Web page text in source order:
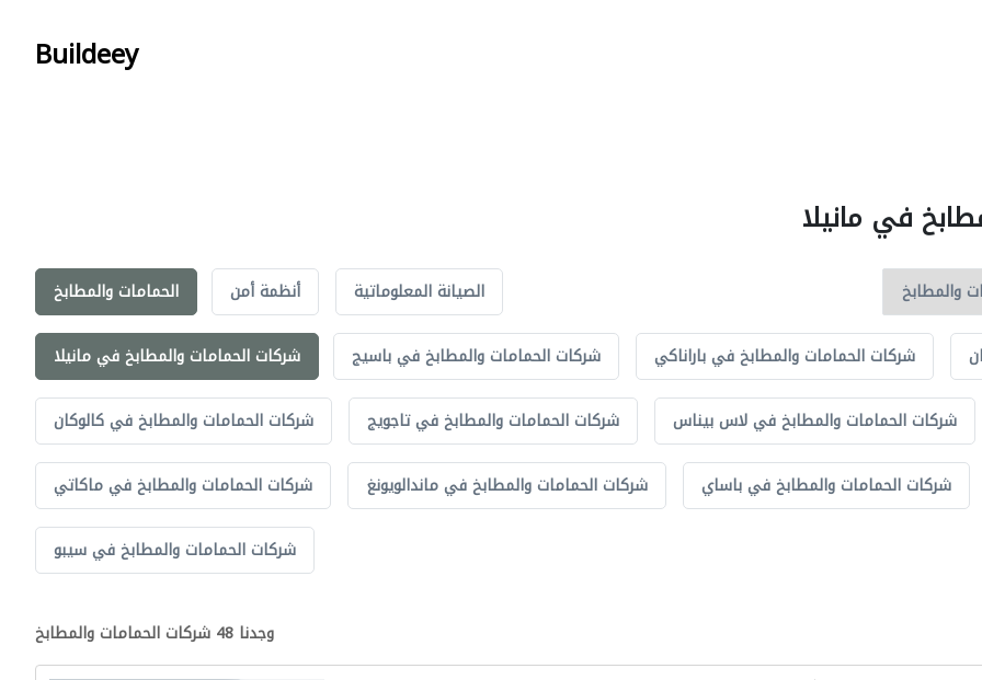
Buildeey
في مانيلا
الحمامات والمطابخ أنظمة أمن الصيانة المعلوماتية
شركات الحمامات والمطابخ في مانيلا شركات الحمامات والمطابخ في باسيج شركات الحمامات والمطابخ في باراناكي
شركات الحمامات والمطابخ في كالوكان شركات الحمامات والمطابخ في تاجويج شركات الحمامات والمطابخ في لاس بيناس
شركات الحمامات والمطابخ في ماكاتي شركات الحمامات والمطابخ في ماندالويونغ شركات الحمامات والمطابخ في باساي
شركات الحمامات والمطابخ في سيبو
وجدنا 48 شركات الحمامات والمطابخ